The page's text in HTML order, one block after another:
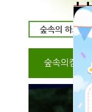
예
동
불
숲속의캠핑